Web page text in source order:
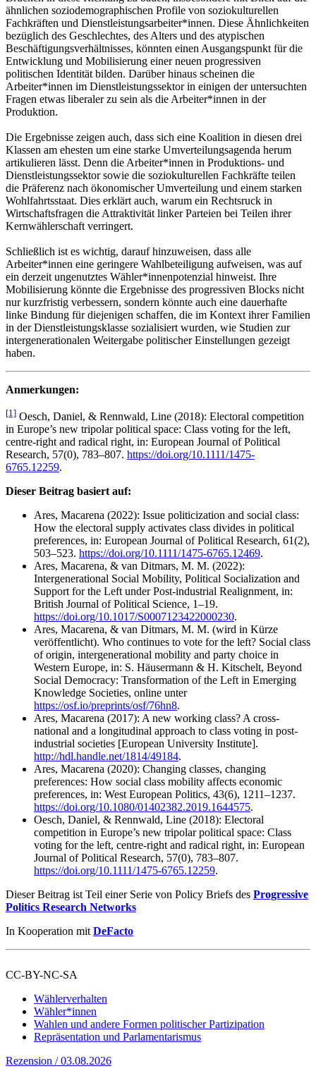
ähnlichen soziodemographischen Profile von soziokulturellen
Fachkräften und Dienstleistungsarbeiter*innen. Diese Ähnlichkeiten
bezüglich des Geschlechtes, des Alters und des atypischen
Beschäftigungsverhältnisses, könnten einen Ausgangspunkt für die
Entwicklung und Mobilisierung einer neuen progressiven
politischen Identität bilden. Darüber hinaus scheinen die
Arbeiter*innen im Dienstleistungssektor in einigen der untersuchten
Fragen etwas liberaler zu sein als die Arbeiter*innen in der
Produktion.
Die Ergebnisse zeigen auch, dass sich eine Koalition in diesen drei
Klassen am ehesten um eine starke Umverteilungsagenda herum
artikulieren lässt. Denn die Arbeiter*innen in Produktions- und
Dienstleistungssektor sowie die soziokulturellen Fachkräfte teilen
die Präferenz nach ökonomischer Umverteilung und einem starken
Wohlfahrtsstaat. Dies erklärt auch, warum ein Rechtsruck in
Wirtschaftsfragen die Attraktivität linker Parteien bei Teilen ihrer
Kernwählerschaft verringert.
Schließlich ist es wichtig, darauf hinzuweisen, dass alle
Arbeiter*innen eine geringere Wahlbeteiligung aufweisen, was auf
ein derzeit ungenutztes Wähler*innenpotenzial hinweist. Ihre
Mobilisierung könnte die Ergebnisse des progressiven Blocks nicht
nur kurzfristig verbessern, sondern könnte auch eine dauerhafte
linke Bindung für diejenigen schaffen, die im Kontext ihrer Familien
in der Dienstleistungsklasse sozialisiert wurden, wie Studien zur
intergenerationalen Weitergabe politischer Einstellungen gezeigt
haben.
Anmerkungen:
[1] Oesch, Daniel, & Rennwald, Line (2018): Electoral competition
in Europe’s new tripolar political space: Class voting for the left,
centre-right and radical right, in: European Journal of Political
Research, 57(0), 783–807. https://doi.org/10.1111/1475-
6765.12259.
Dieser Beitrag basiert auf:
Ares, Macarena (2022): Issue politicization and social class:
How the electoral supply activates class divides in political
preferences, in: European Journal of Political Research, 61(2),
503–523. https://doi.org/10.1111/1475-6765.12469.
Ares, Macarena, & van Ditmars, M. M. (2022):
Intergenerational Social Mobility, Political Socialization and
Support for the Left under Post-industrial Realignment, in:
British Journal of Political Science, 1–19.
https://doi.org/10.1017/S0007123422000230.
Ares, Macarena, & van Ditmars, M. M. (wird in Kürze
veröffentlicht). Who continues to vote for the left? Social class
of origin, intergenerational mobility and party choice in
Western Europe, in: S. Häusermann & H. Kitschelt, Beyond
Social Democracy: Transformation of the Left in Emerging
Knowledge Societies, online unter
https://osf.io/preprints/osf/76hn8.
Ares, Macarena (2017): A new working class? A cross-
national and a longitudinal approach to class voting in post-
industrial societies [European University Institute].
http://hdl.handle.net/1814/49184.
Ares, Macarena (2020): Changing classes, changing
preferences: How social class mobility affects economic
preferences, in: West European Politics, 43(6), 1211–1237.
https://doi.org/10.1080/01402382.2019.1644575.
Oesch, Daniel, & Rennwald, Line (2018): Electoral
competition in Europe’s new tripolar political space: Class
voting for the left, centre-right and radical right, in: European
Journal of Political Research, 57(0), 783–807.
https://doi.org/10.1111/1475-6765.12259.
Dieser Beitrag ist Teil einer Serie von Policy Briefs des Progressive
Politics Research Networks
In Kooperation mit DeFacto
CC-BY-NC-SA
Wählerverhalten
Wähler*innen
Wahlen und andere Formen politischer Partizipation
Repräsentation und Parlamentarismus
Rezension / 03.08.2026